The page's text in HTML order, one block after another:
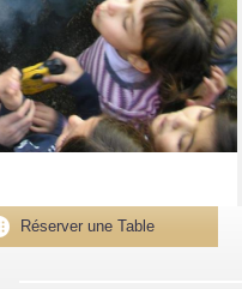
Réserver une Table